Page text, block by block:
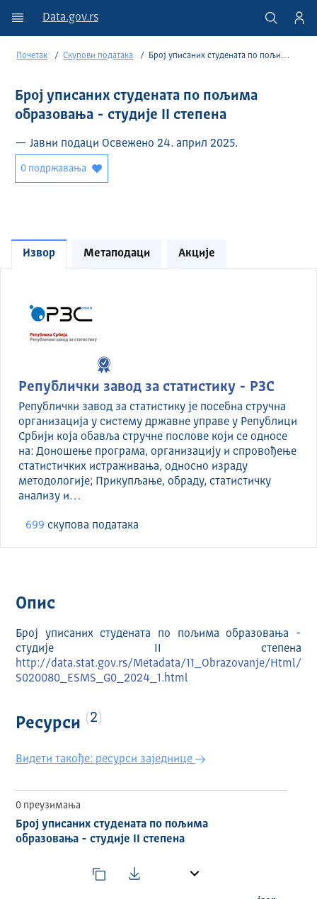
Data.gov.rs
Почетак Скупови података Број уписаних студената по пољима образовања - студије II степена
Број уписаних студената по пољима
образовања - студије II степена
— Јавни подаци Освежено 24. април 2025.
0 подржавања
Извор Метаподаци Акције
Републички завод за статистику - РЗС
Републички завод за статистику је посебна стручна
организација у систему државне управе у Републици
Србији која обавља стручне послове који се односе
на: Доношење програма, организацију и спровођење
статистичких истраживања, односно израду
методологије; Прикупљање, обраду, статистичку
анализу и…
699 скуповa података
Опис
Број уписаних студената по пољима образовања -
студије II степена
http://data.stat.gov.rs/Metadata/11_Obrazovanje/Html/
S020080_ESMS_G0_2024_1.html
Ресурси 2
Видети такође: ресурси заједнице
0 преузимања
Број уписаних студената по пољима
образовања - студије II степена